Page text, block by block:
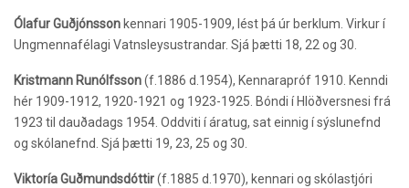
Ólafur Guðjónsson kennari 1905-1909, lést þá úr berklum. Virkur í
Ungmennafélagi Vatnsleysustrandar. Sjá þætti 18, 22 og 30.
Kristmann Runólfsson(f.1886 d.1954), Kennarapróf 1910. Kenndi
hér 1909-1912, 1920-1921 og 1923-1925. Bóndi í Hlöðversnesi frá
1923 til dauðadags 1954. Oddviti í áratug, sat einnig í sýslunefnd
og skólanefnd. Sjá þætti 19, 23, 25 og 30.
Viktoría Guðmundsdóttir(f.1885 d.1970), kennari og skólastjóri